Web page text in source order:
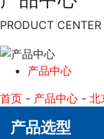
PRODUCT CENTER
产品中心
首页 - 产品中心 - 北
产品选型